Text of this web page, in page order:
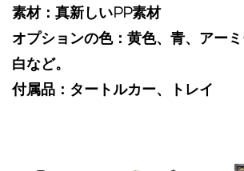
素材：真新しいPP素材
オプションの色：黄色、青、アーミ
白など。
付属品：タートルカー、トレイ